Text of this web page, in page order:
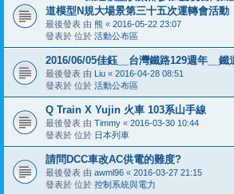
道模型N規大場景第三十五次運轉會活動
最後發表 由 熊 « 2016-05-22 23:07
發表於 位於 活動公布區
2016/06/05佳鈺__台灣鐵路129週年__鐵
最後發表 由 Liu « 2016-04-28 08:51
發表於 位於 活動公布區
Q Train X Yujin 火車 103系山手線
最後發表 由 Timmy « 2016-03-30 10:44
發表於 位於 日本列車
請問DCC車改AC供電的難度?
最後發表 由 awml96 « 2016-03-27 21:15
發表於 位於 控制系統與電力